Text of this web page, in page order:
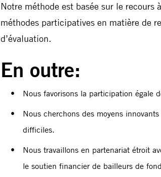
Notre méthode est basée sur le
méthodes participatives en matière de
d’évaluation.
En outre:
Nous favorisons la participation égale
Nous cherchons des moyens
difficiles.
Nous travaillons en partenariat étroit
le soutien financier de bailleurs de